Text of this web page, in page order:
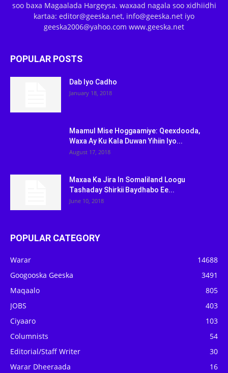
soo baxa Magaalada Hargeysa. waxaad nagala soo xidhiidhi
kartaa: editor@geeska.net, info@geeska.net iyo
geeska2006@yahoo.com www.geeska.net
POPULAR POSTS
Dab Iyo Cadho
January 18, 2018
Maamul Mise Hoggaamiye: Qeexdooda,
Waxa Ay Ku Kala Duwan Yihiin Iyo...
August 17, 2018
Maxaa Ka Jira In Somaliland Loogu
Tashaday Shirkii Baydhabo Ee...
June 10, 2018
POPULAR CATEGORY
Warar
14688
Googooska Geeska
3491
Maqaalo
805
JOBS
403
Ciyaaro
103
Columnists
54
Editorial/Staff Writer
30
Warar Dheeraada
16